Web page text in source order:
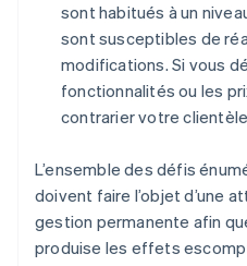
sont habitués à un
sont susceptibles de
modifications. Si vous
fonctionnalités ou les
contrarier votre
L’ensemble des défis
doivent faire l’objet d’une
gestion permanente afin
produise les effets